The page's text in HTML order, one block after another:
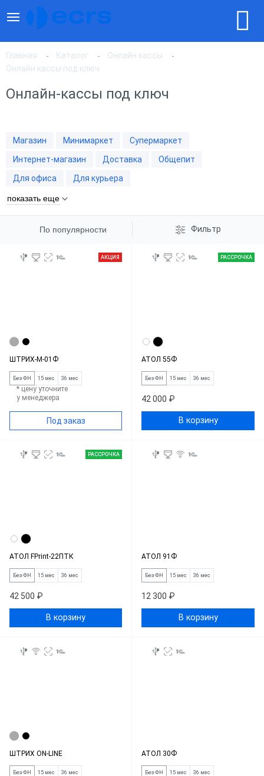
Главная Каталог
Онлайн кассы
Онлайн кассы под ключ
Онлайн-кассы под ключ
Магазин Минимаркет
Супермаркет
Интернет-магазин
Доставка
Общепит
Для офиса
Для курьера
показать еще
По популярности Фильтр
По популярности
По цене, по возрастанию
По цене, по убыванию
АКЦИЯ
ШТРИХ-М-01Ф
Без ФН 15 мес 36 мес
* цену уточните
у менеджера
Под заказ
РАССРОЧКА
АТОЛ 55Ф
Без ФН 15 мес 36 мес
42 000 ₽
В корзину
РАССРОЧКА
АТОЛ FPrint-22ПТК
Без ФН 15 мес 36 мес
42 500 ₽
В корзину
АТОЛ 91Ф
Без ФН 15 мес 36 мес
12 300 ₽
В корзину
ШТРИХ ON-LINE
Без ФН 15 мес 36 мес
АТОЛ 30Ф
Без ФН 15 мес 36 мес